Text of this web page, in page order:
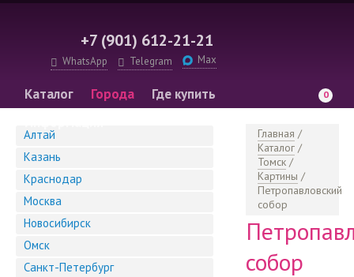
+7 (901) 612-21-21
WhatsApp Telegram Max
Каталог Города
Где купить
0
Алтай
Казань
Краснодар
Москва
Новосибирск
Омск
Санкт-Петербург
Главная /
Каталог /
Томск /
Картины /
Петропавловский
собор
собор